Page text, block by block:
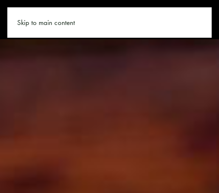
Skip to main content
ALMHUETTE.CO